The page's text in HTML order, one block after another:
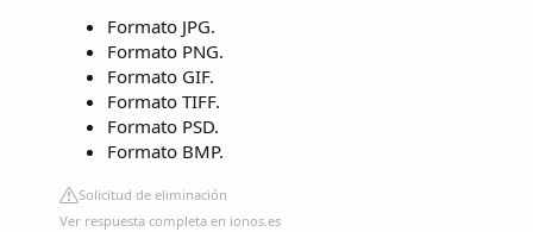
Formato JPG.
Formato PNG.
Formato GIF.
Formato TIFF.
Formato PSD.
Formato BMP.
Solicitud de eliminación
Ver respuesta completa en ionos.es